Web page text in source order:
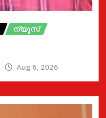
ന്യൂസ്
Aug 6, 2026